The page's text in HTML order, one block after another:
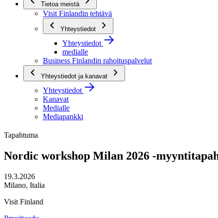
Tietoa meistä
Visit Finlandin tehtävä
Yhteystiedot
Yhteystiedot
medialle
Business Finlandin rahoituspalvelut
Yhteystiedot ja kanavat
Yhteystiedot
Kanavat
Medialle
Mediapankki
Tapahtuma
Nordic workshop Milan 2026 -
19.3.2026
Milano, Italia
Visit Finland